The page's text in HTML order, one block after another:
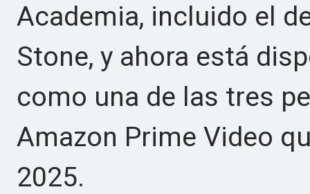
Academia, incluido el
Stone, y ahora está
como una de las tres
Amazon Prime Video
2025.